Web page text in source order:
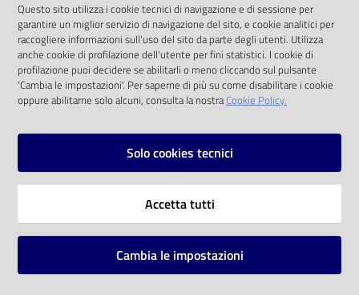
Eventi
Chiedi al
bibliotecario
solo alle condizioni previste dalla direttiva
comunitaria 2003/98/CE e dal d.lgs. 36/2006
SOCIAL
Instagram
Vai alla pagina
Mappa del sito
Questo sito utilizza i cookie tecnici di navigazione e di sessione per
garantire un miglior servizio di navigazione del sito, e cookie analitici per
raccogliere informazioni sull'uso del sito da parte degli utenti. Utilizza
anche cookie di profilazione dell'utente per fini statistici. I cookie di
profilazione puoi decidere se abilitarli o meno cliccando sul pulsante
'Cambia le impostazioni'. Per saperne di più su come disabilitare i cookie
oppure abilitarne solo alcuni, consulta la nostraCookie Policy.
Solo cookies tecnici
Accetta tutti
Cambia le impostazioni